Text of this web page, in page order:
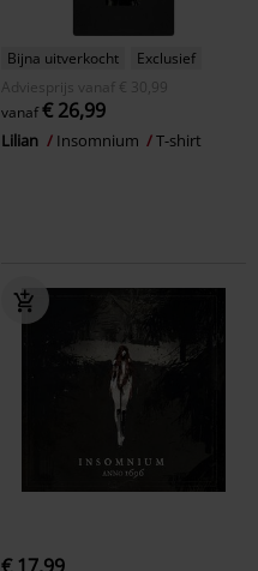
Bijna uitverkocht
Exclusief
Adviesprijs
vanaf € 30,99
vanaf€ 26,99
Lilian Insomnium T-shirt